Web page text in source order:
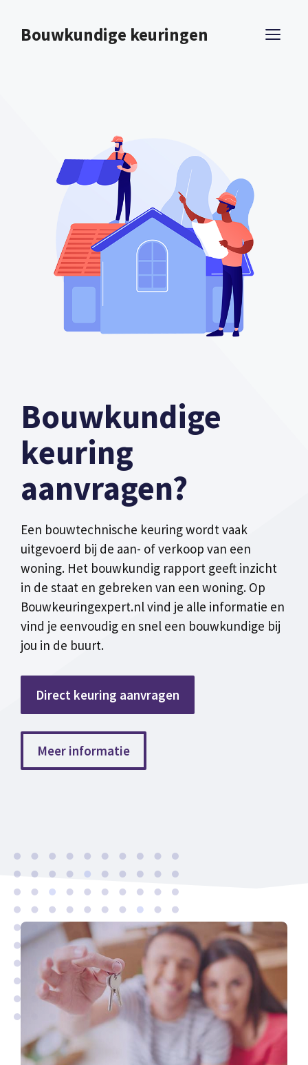
naarBouwkundige keuringen
Bouwkundige
keuring
aanvragen?
Een bouwtechnische keuring wordt vaak
uitgevoerd bij de aan- of verkoop van een
woning. Het bouwkundig rapport geeft inzicht
in de staat en gebreken van een woning. Op
Bouwkeuringexpert.nl vind je alle informatie en
vind je eenvoudig en snel een bouwkundige bij
jou in de buurt.
Direct keuring aanvragen
Meer informatie